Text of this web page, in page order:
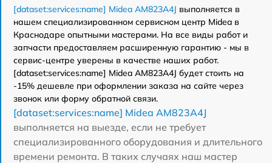
[dataset:services:name] Midea AM823A4J выполняется в
нашем специализированном сервисном центр Midea в
Краснодаре опытными мастерами. На все виды работ и
запчасти предоставляем расширенную гарантию - мы в
сервис-центре уверены в качестве наших работ.
[dataset:services:name] Midea AM823A4J будет стоить на
-15% дешевле при оформлении заказа на сайте через
звонок или форму обратной связи.
[dataset:services:name] Midea AM823A4J
выполняется на выезде, если не требует
специализированного оборудования и длительного
времени ремонта. В таких случаях наш мастер